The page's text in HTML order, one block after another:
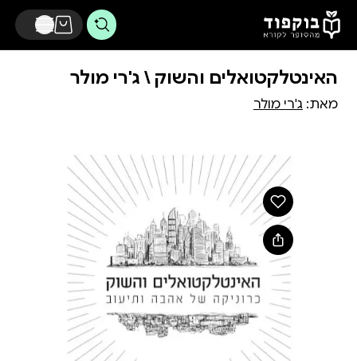
דלג לתוכן הראשי
האינטלקטואלים והשוק \ ג'רי מולר
מאת: ג'רי מולר